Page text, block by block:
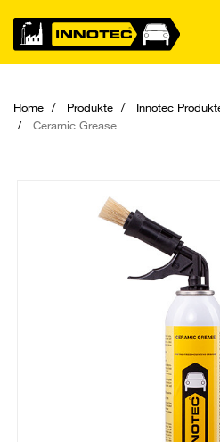
Home Produkte Innotec
Ceramic Grease